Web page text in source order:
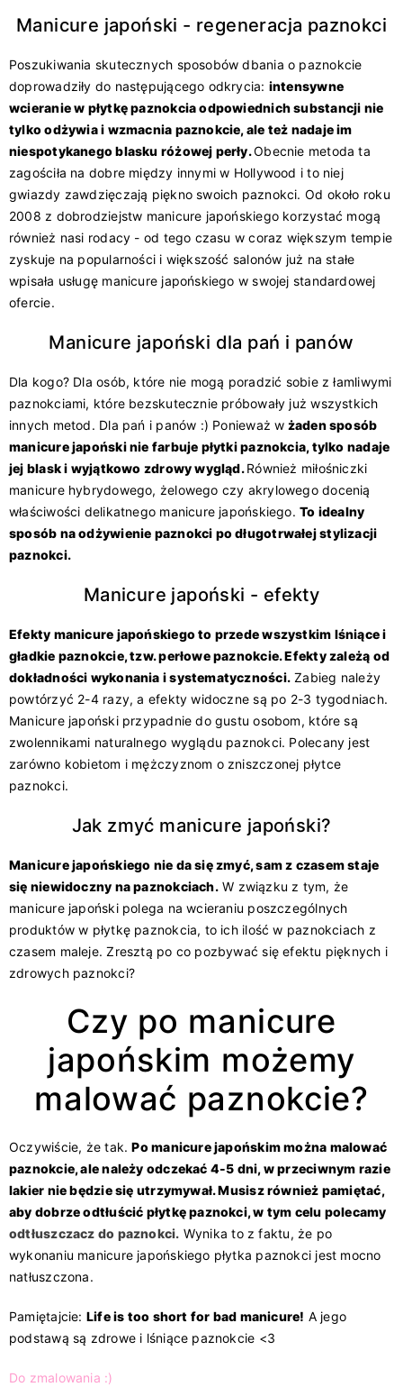
Manicure japoński - regeneracja paznokci
Poszukiwania skutecznych sposobów dbania o paznokcie
doprowadziły do następującego odkrycia: intensywne
wcieranie w płytkę paznokcia odpowiednich substancji nie
tylko odżywia i wzmacnia paznokcie, ale też nadaje im
niespotykanego blasku różowej perły.Obecnie metoda ta
zagościła na dobre między innymi w Hollywood i to niej
gwiazdy zawdzięczają piękno swoich paznokci. Od około roku
2008 z dobrodziejstw manicure japońskiego korzystać mogą
również nasi rodacy - od tego czasu w coraz większym tempie
zyskuje na popularności i większość salonów już na stałe
wpisała usługę manicure japońskiego w swojej standardowej
ofercie.
Manicure japoński dla pań i panów
Dla kogo? Dla osób, które nie mogą poradzić sobie z łamliwymi
paznokciami, które bezskutecznie próbowały już wszystkich
innych metod. Dla pań i panów :) Ponieważ w żaden sposób
manicure japoński nie farbuje płytki paznokcia, tylko nadaje
jej blask i wyjątkowo zdrowy wygląd.Również miłośniczki
manicure hybrydowego, żelowego czy akrylowego docenią
właściwości delikatnego manicure japońskiego.To idealny
sposób na odżywienie paznokci po długotrwałej stylizacji
paznokci.
Manicure japoński - efekty
Efekty manicure japońskiego to przede wszystkim lśniące i
gładkie paznokcie, tzw. perłowe paznokcie.Efekty zależą od
dokładności wykonania i systematyczności. Zabieg należy
powtórzyć 2-4 razy, a efekty widoczne są po 2-3 tygodniach.
Manicure japoński przypadnie do gustu osobom, które są
zwolennikami naturalnego wyglądu paznokci. Polecany jest
zarówno kobietom i mężczyznom o zniszczonej płytce
paznokci.
Jak zmyć manicure japoński?
Manicure japońskiego nie da się zmyć, sam z czasem staje
się niewidoczny na paznokciach.W związku z tym, że
manicure japoński polega na wcieraniu poszczególnych
produktów w płytkę paznokcia, to ich ilość w paznokciach z
czasem maleje. Zresztą po co pozbywać się efektu pięknych i
zdrowych paznokci?
Czy po manicure
japońskim możemy
malować paznokcie?
Oczywiście, że tak.Po manicure japońskim można malować
paznokcie, ale należy odczekać 4-5 dni, w przeciwnym razie
lakier nie będzie się utrzymywał. Musisz również pamiętać,
aby dobrze odtłuścić płytkę paznokci, w tym celu polecamy
odtłuszczacz do paznokci. Wynika to z faktu, że po
wykonaniu manicure japońskiego płytka paznokci jest mocno
natłuszczona.
Pamiętajcie: Life is too short for bad manicure! A jego
podstawą są zdrowe i lśniące paznokcie <3
Do zmalowania :)